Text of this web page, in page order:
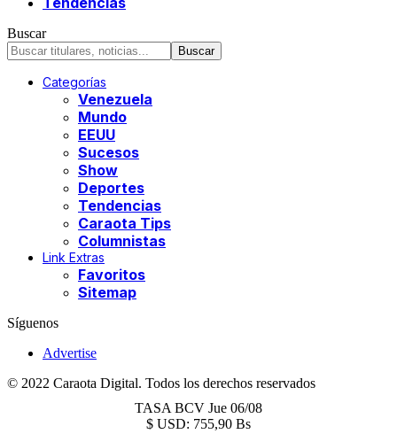
Buscar
Categorías
Venezuela
Mundo
EEUU
Sucesos
Show
Deportes
Tendencias
Caraota Tips
Columnistas
Link Extras
Favoritos
Sitemap
Síguenos
Advertise
© 2022 Caraota Digital. Todos los derechos reservados
TASA BCV Jue 06/08
$ USD: 755,90 Bs